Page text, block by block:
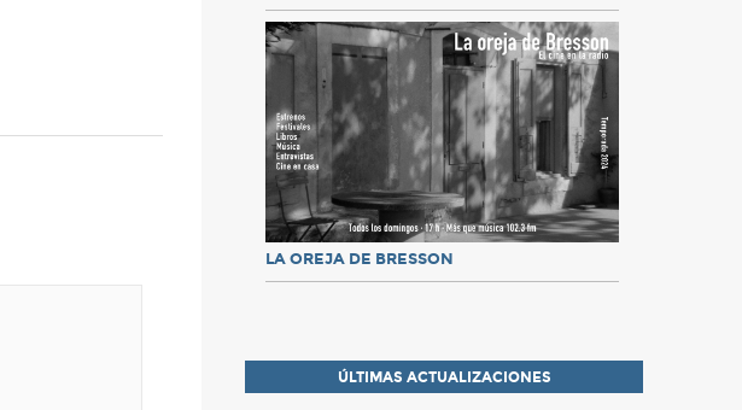
LA OREJA DE BRESSON
ÚLTIMAS ACTUALIZACIONES